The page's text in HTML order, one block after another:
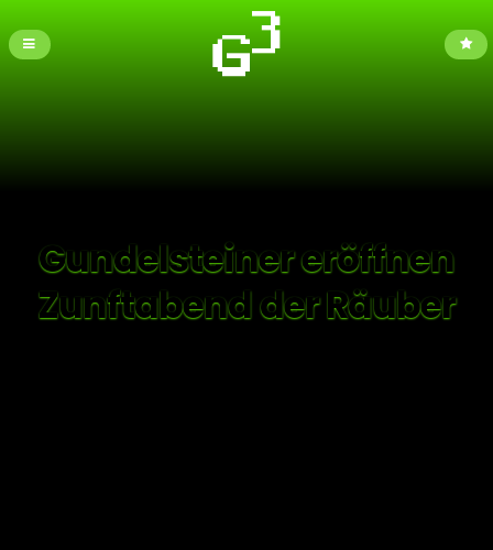
Gundelsteiner eröffnen
Zunftabend der Räuber